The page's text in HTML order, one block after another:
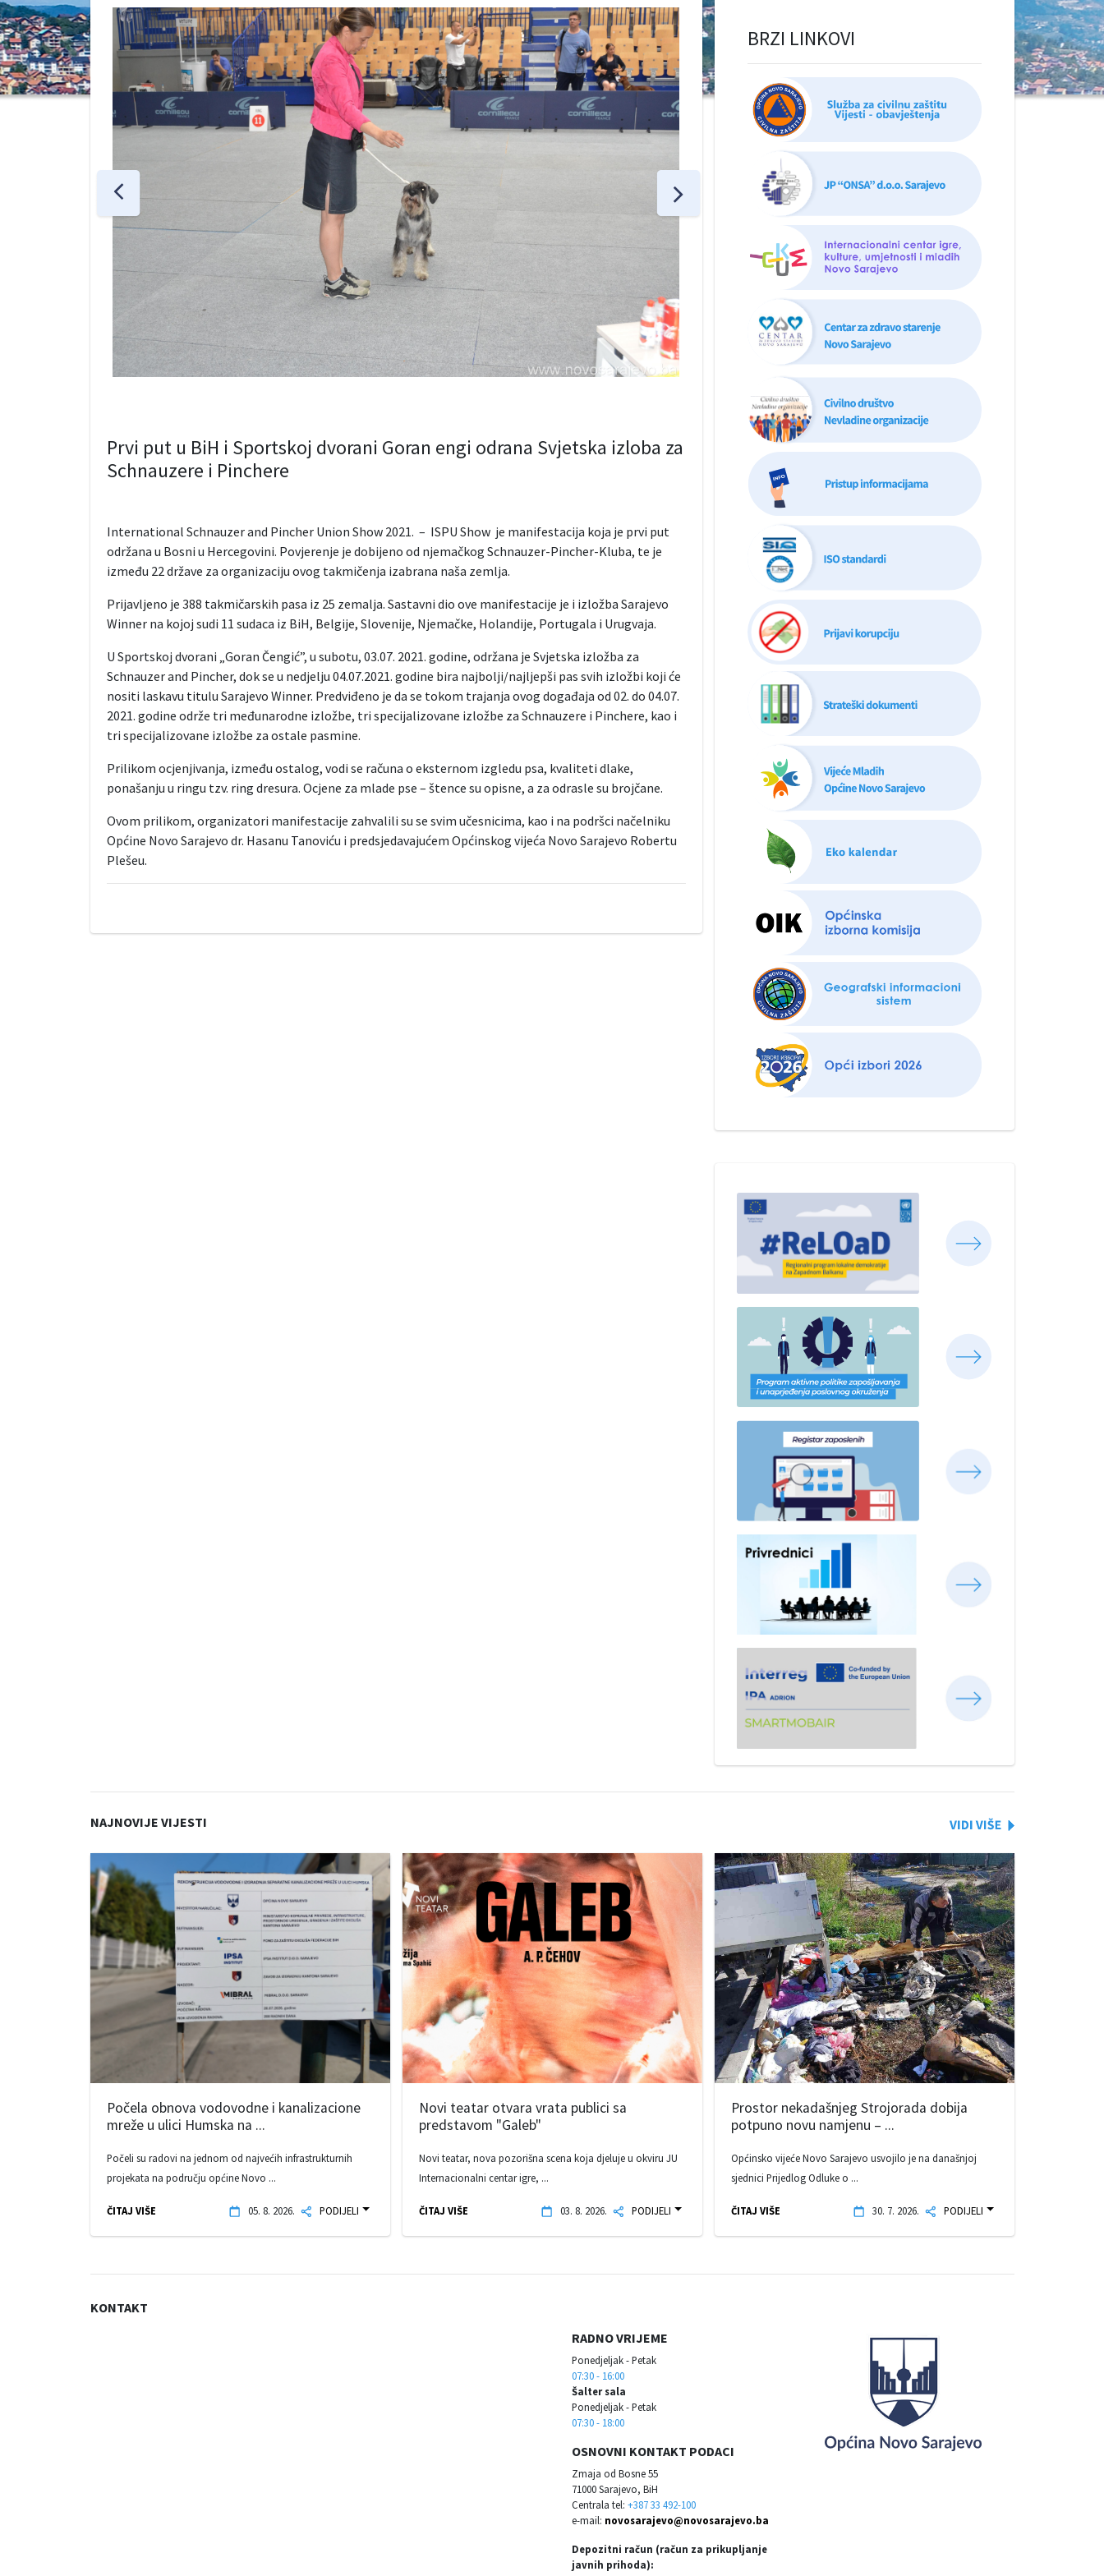
Prvi put u BiH i Sportskoj dvorani Goran engi odrana Svjetska izloba za
Schnauzere i Pinchere
International Schnauzer and Pincher Union Show 2021. – ISPU Show je manifestacija koja je prvi put
održana u Bosni u Hercegovini. Povjerenje je dobijeno od njemačkog Schnauzer-Pincher-Kluba, te je
između 22 države za organizaciju ovog takmičenja izabrana naša zemlja.
Prijavljeno je 388 takmičarskih pasa iz 25 zemalja. Sastavni dio ove manifestacije je i izložba Sarajevo
Winner na kojoj sudi 11 sudaca iz BiH, Belgije, Slovenije, Njemačke, Holandije, Portugala i Urugvaja.
U Sportskoj dvorani „Goran Čengić”, u subotu, 03.07. 2021. godine, održana je Svjetska izložba za
Schnauzer and Pincher, dok se u nedjelju 04.07.2021. godine bira najbolji/najljepši pas svih izložbi koji će
nositi laskavu titulu Sarajevo Winner. Predviđeno je da se tokom trajanja ovog događaja od 02. do 04.07.
2021. godine održe tri međunarodne izložbe, tri specijalizovane izložbe za Schnauzere i Pinchere, kao i
tri specijalizovane izložbe za ostale pasmine.
Prilikom ocjenjivanja, između ostalog, vodi se računa o eksternom izgledu psa, kvaliteti dlake,
ponašanju u ringu tzv. ring dresura. Ocjene za mlade pse – štence su opisne, a za odrasle su brojčane.
Ovom prilikom, organizatori manifestacije zahvalili su se svim učesnicima, kao i na podršci načelniku
Općine Novo Sarajevo dr. Hasanu Tanoviću i predsjedavajućem Općinskog vijeća Novo Sarajevo Robertu
Plešeu.
BRZI LINKOVI
NAJNOVIJE VIJESTI
Počela obnova vodovodne i kanalizacione
mreže u ulici Humska na ...
Počeli su radovi na jednom od najvećih infrastrukturnih
projekata na području općine Novo ...
ČITAJ VIŠE 05. 8. 2026. PODIJELI
Novi teatar otvara vrata publici sa
predstavom "Galeb"
Novi teatar, nova pozorišna scena koja djeluje u okviru JU
Internacionalni centar igre, ...
ČITAJ VIŠE 03. 8. 2026. PODIJELI
Prostor nekadašnjeg Strojorada dobija
potpuno novu namjenu – ...
Općinsko vijeće Novo Sarajevo usvojilo je na današnjoj
sjednici Prijedlog Odluke o ...
ČITAJ VIŠE 30. 7. 2026. PODIJELI
KONTAKT
RADNO VRIJEME
Ponedjeljak - Petak
07:30 - 16:00
Šalter sala
Ponedjeljak - Petak
07:30 - 18:00
OSNOVNI KONTAKT PODACI
Zmaja od Bosne 55
71000 Sarajevo, BiH
Centrala tel: +387 33 492-100
e-mail: novosarajevo@novosarajevo.ba
Depozitni račun (račun za prikupljanje
javnih prihoda):